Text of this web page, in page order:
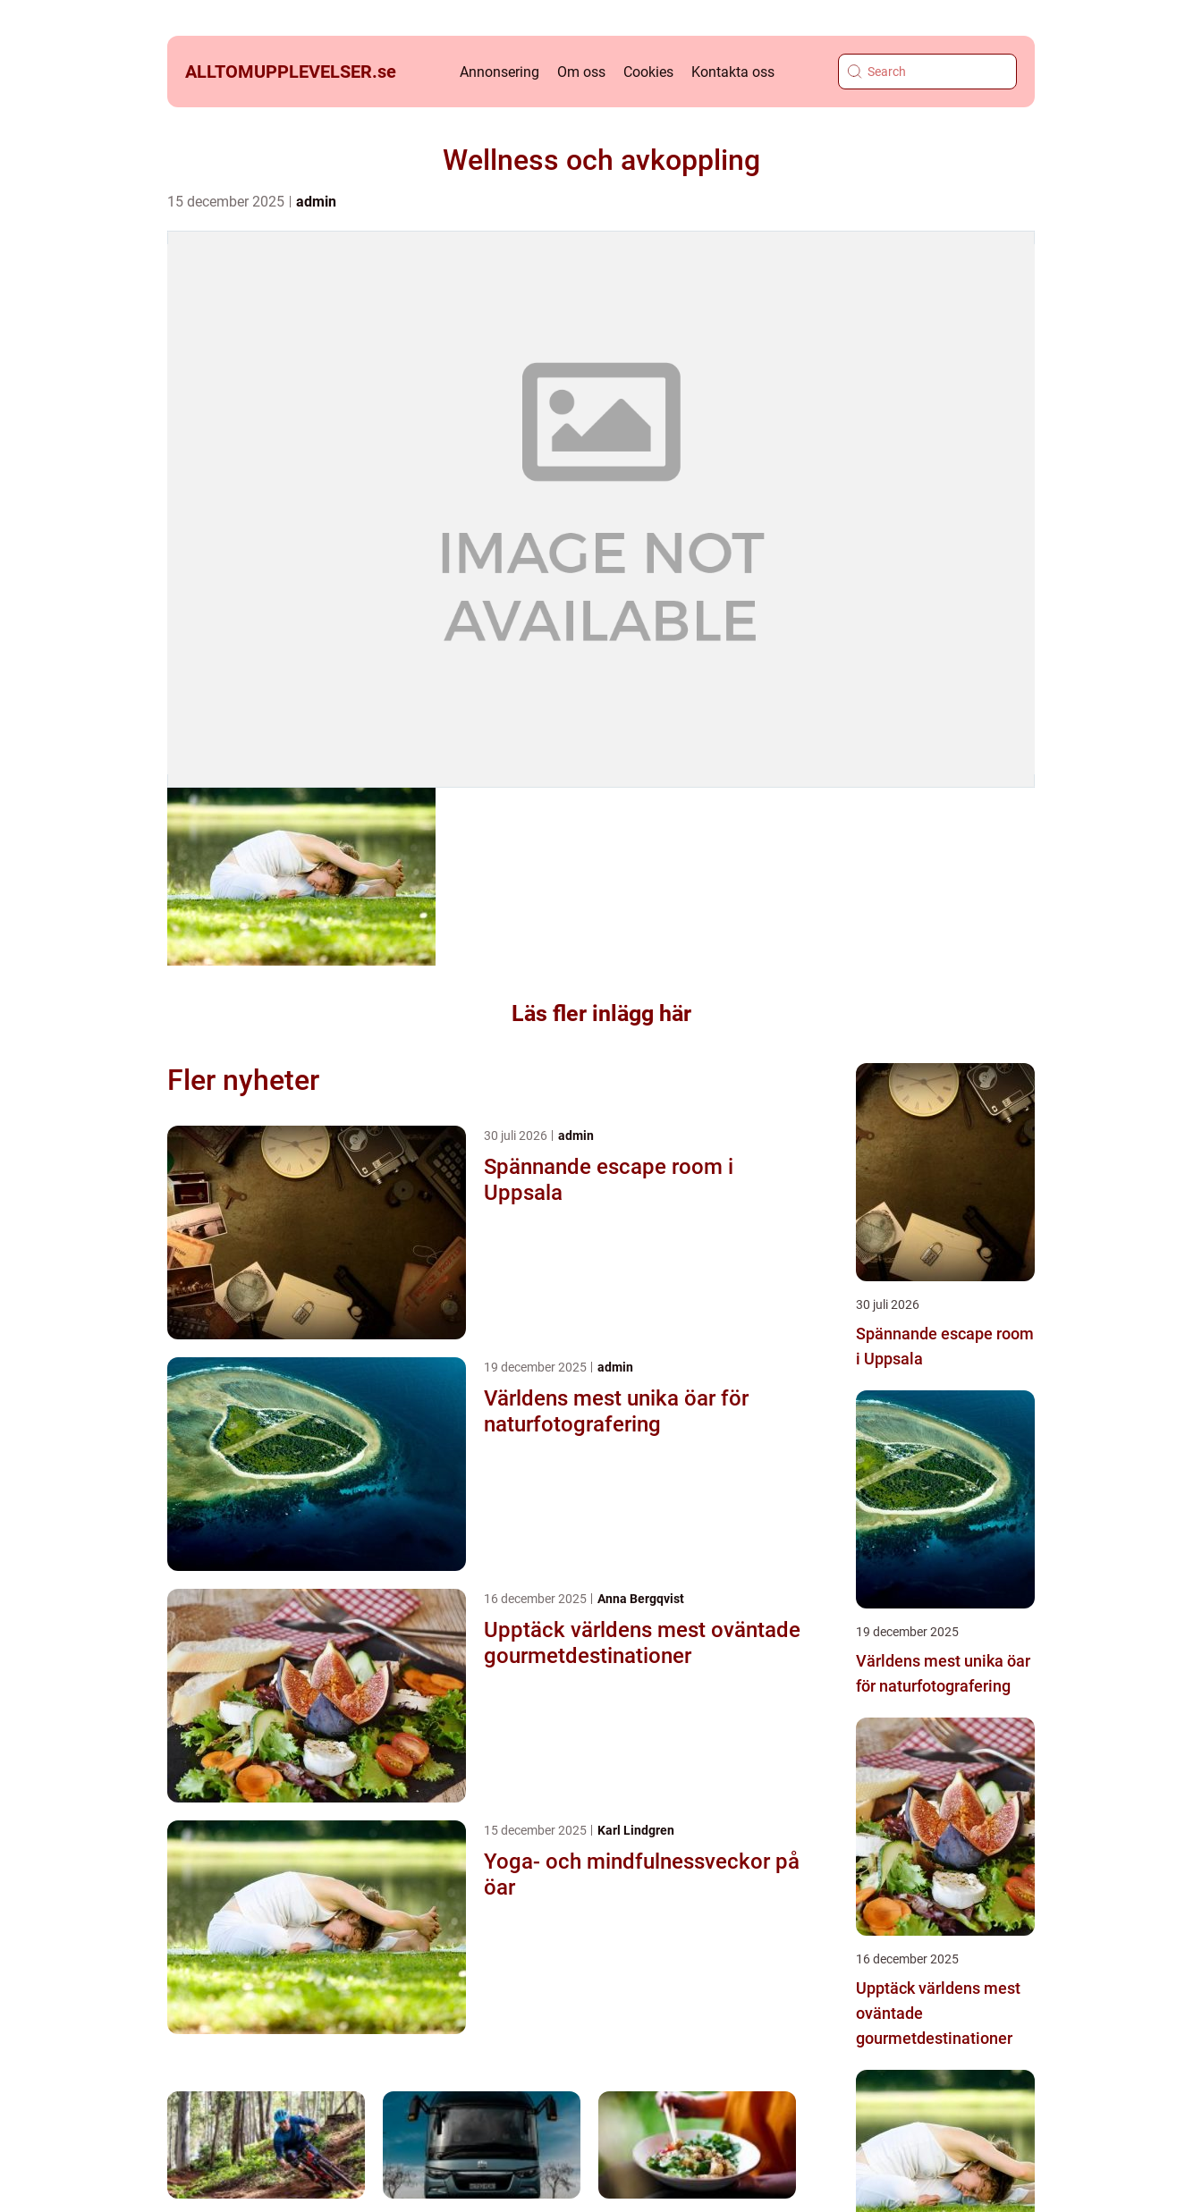
ALLTOMUPPLEVELSER.se Annonsering Om oss Cookies Kontakta oss
Wellness och avkoppling
15 december 2025 admin
Läs fler inlägg här
Fler nyheter
30 juli 2026 admin
Spännande escape room i
Uppsala
19 december 2025 admin
Världens mest unika öar för
naturfotografering
16 december 2025 Anna Bergqvist
Upptäck världens mest oväntade
gourmetdestinationer
15 december 2025 Karl Lindgren
Yoga- och mindfulnessveckor på
öar
30 juli 2026
Spännande escape room
i Uppsala
19 december 2025
Världens mest unika öar
för naturfotografering
16 december 2025
Upptäck världens mest
oväntade
gourmetdestinationer